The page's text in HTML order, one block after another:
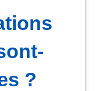
?